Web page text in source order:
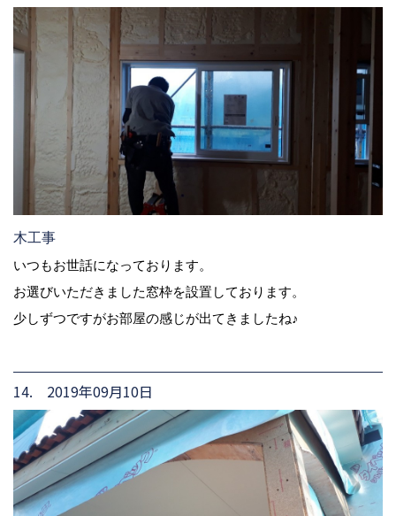
木工事
いつもお世話になっております。
お選びいただきました窓枠を設置しております。
少しずつですがお部屋の感じが出てきましたね♪
14. 2019年09月10日